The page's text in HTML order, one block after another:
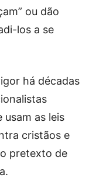
ou dão
los a se
há décadas
as leis
cristãos e
pretexto de